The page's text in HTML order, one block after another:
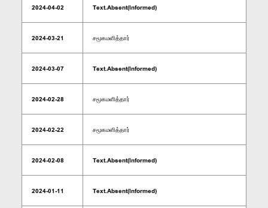
2024-04-02 Text.Absent(Informed)
2024-03-21 சமூகமளித்தார்
2024-03-07 Text.Absent(Informed)
2024-02-28 சமூகமளித்தார்
2024-02-22 சமூகமளித்தார்
2024-02-08 Text.Absent(Informed)
2024-01-11 Text.Absent(Informed)